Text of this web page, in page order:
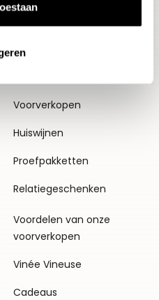
Thema's
Voorverkopen
Huiswijnen
Proefpakketten
Relatiegeschenken
Voordelen van onze
voorverkopen
Vinée Vineuse
Cadeaus